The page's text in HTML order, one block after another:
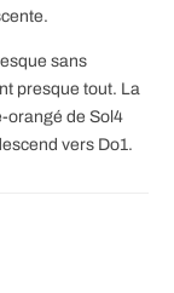
sans
presque tout. La
orangé de Sol4
vers Do1.